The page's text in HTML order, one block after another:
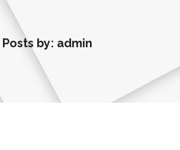
Posts by: admin